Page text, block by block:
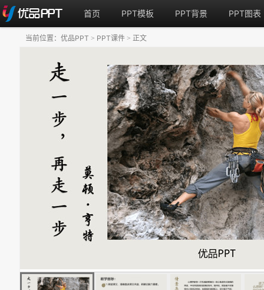
首页 PPT模板 PPT背景 PPT图表
当前位置： 优品PPT > PPT课件 > 正文